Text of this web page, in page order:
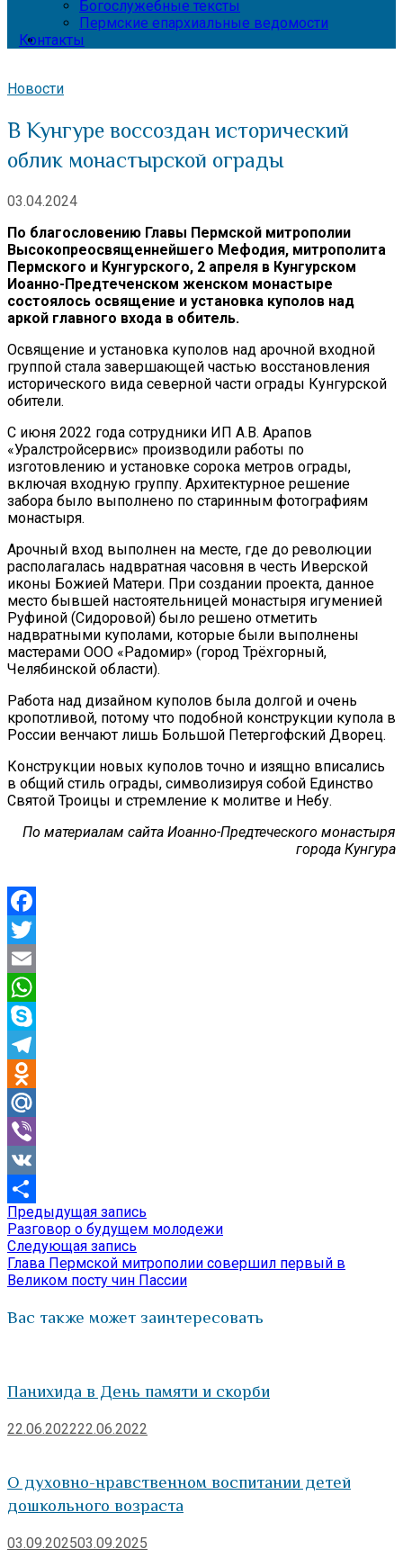
Богослужебные тексты
Пермские епархиальные ведомости
Контакты
Новости
В Кунгуре воссоздан исторический
облик монастырской ограды
03.04.2024
По благословению Главы Пермской митрополии
Высокопреосвященнейшего Мефодия, митрополита
Пермского и Кунгурского, 2 апреля в Кунгурском
Иоанно-Предтеченском женском монастыре
состоялось освящение и установка куполов над
аркой главного входа в обитель.
Освящение и установка куполов над арочной входной
группой стала завершающей частью восстановления
исторического вида северной части ограды Кунгурской
обители.
С июня 2022 года сотрудники ИП А.В. Арапов
«Уралстройсервис» производили работы по
изготовлению и установке сорока метров ограды,
включая входную группу. Архитектурное решение
забора было выполнено по старинным фотографиям
монастыря.
Арочный вход выполнен на месте, где до революции
располагалась надвратная часовня в честь Иверской
иконы Божией Матери. При создании проекта, данное
место бывшей настоятельницей монастыря игуменией
Руфиной (Сидоровой) было решено отметить
надвратными куполами, которые были выполнены
мастерами ООО «Радомир» (город Трёхгорный,
Челябинской области).
Работа над дизайном куполов была долгой и очень
кропотливой, потому что подобной конструкции купола в
России венчают лишь Большой Петергофский Дворец.
Конструкции новых куполов точно и изящно вписались
в общий стиль ограды, символизируя собой Единство
Святой Троицы и стремление к молитве и Небу.
По материалам сайта Иоанно-Предтеческого монастыря
города Кунгура
Facebook
Twitter
Email
WhatsApp
Skype
Telegram
Odnoklassniki
Mail.Ru
Viber
VK
Отправить
Навигация
по
записям
Предыдущая запись
запись:
Разговор о будущем молодежи
Следующая запись
запись:
Глава Пермской митрополии совершил первый в
Великом посту чин Пассии
Вас также может заинтересовать
Панихида в День памяти и скорби
22.06.202222.06.2022
О духовно-нравственном воспитании детей
дошкольного возраста
03.09.202503.09.2025